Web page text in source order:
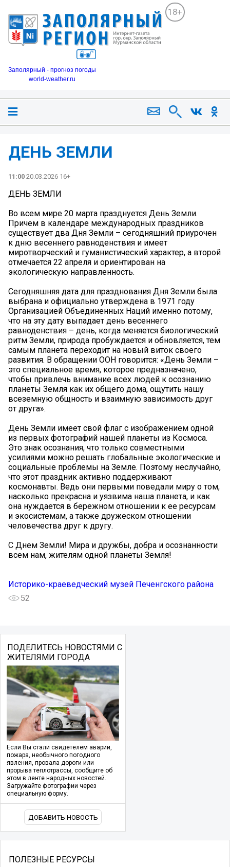
18+
Заполярный - прогноз погоды
world-weather.ru
ДЕНЬ ЗЕМЛИ
11:00 20.03.2026 16+
ДЕНЬ ЗЕМЛИ
Во всем мире 20 марта празднуется День Земли.
Причем в календаре международных праздников
существует два Дня Земли – сегодняшний приурочен
к дню весеннего равноденствия и имеет
миротворческий и гуманистический характер, а второй
отмечается 22 апреля и ориентирован на
экологическую направленность.
Сегодняшняя дата для празднования Дня Земли была
выбрана и официально утверждена в 1971 году
Организацией Объединенных Наций именно потому,
что на эту дату выпадает день весеннего
равноденствия – день, когда меняется биологический
ритм Земли, природа пробуждается и обновляется, тем
самым планета переходит на новый виток своего
развития. В обращении ООН говорится: «День Земли –
это специальное время, которое предназначено,
чтобы привлечь внимание всех людей к осознанию
планеты Земля как их общего дома, ощутить нашу
всеземную общность и взаимную зависимость друг
от друга».
День Земли имеет свой флаг с изображением одной
из первых фотографий нашей планеты из Космоса.
Это знак осознания, что только совместными
усилиями можно решать глобальные экологические и
социальные проблемы на Земле. Поэтому неслучайно,
что этот праздник активно поддерживают
космонавты. Ведь они первыми поведали миру о том,
насколько прекрасна и уязвима наша планета, и как
она нуждается в бережном отношении к ее ресурсам
и экосистемам, а также дружеском отношении
человечества друг к другу.
С Днем Земли! Мира и дружбы, добра и осознанности
всем нам, жителям одной планеты Земля!
Историко-краеведческий музей Печенгского района
52
ПОДЕЛИТЕСЬ НОВОСТЯМИ С
ЖИТЕЛЯМИ ГОРОДА
Если Вы стали свидетелем аварии,
пожара, необычного погодного
явления, провала дороги или
прорыва теплотрассы, сообщите об
этом в ленте народных новостей.
Загружайте фотографии через
специальную форму.
ДОБАВИТЬ НОВОСТЬ
ПОЛЕЗНЫЕ РЕСУРСЫ